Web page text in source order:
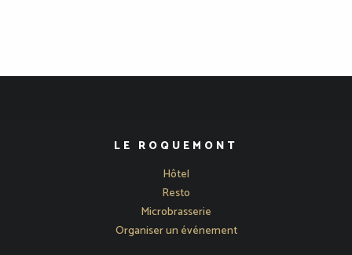
LE ROQUEMONT
Hôtel
Resto
Microbrasserie
Organiser un événement